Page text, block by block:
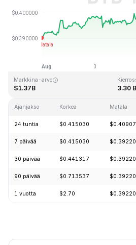
Viimeksi päivitetty: 2026-08-07 klo 20:31 GMT+0
Markkina-arvo
$1.37B 3.30 B
Ajanjakso Korkea Matala
24 tuntia $0.415030
7 päivää $0.415030
30 päivää $0.441317
90 päivää $0.713537
1 vuotta $2.70